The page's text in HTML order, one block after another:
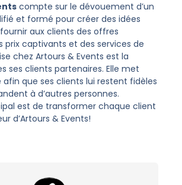
compte sur le dévouement d’un
et formé pour créer des idées
aux clients des offres
prix captivants et des services de
chez Artours & Events est la
ses clients partenaires. Elle met
que ses clients lui restent fidèles
à d’autres personnes.
est de transformer chaque client
d’Artours & Events!